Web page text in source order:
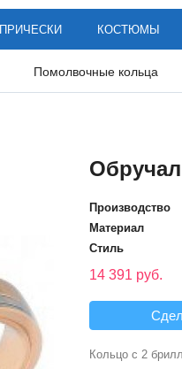
Помолвочные кольца
ПРИЧЕСКИ КОСТЮМЫ
Производство
Материал
Стиль
14 391 руб.
Кольцо с 2